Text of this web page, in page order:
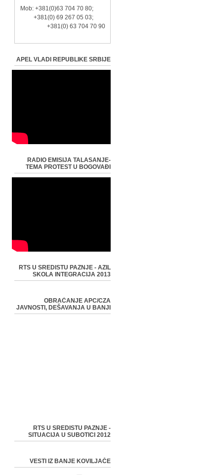
Mob: +381(0)63 704 70 80;
+381(0) 69 267 05 03;
+381(0) 63 704 70 90
APEL VLADI REPUBLIKE SRBIJE
RADIO EMISIJA TALASANJE-
TEMA PROTEST U BOGOVAĐI
RTS U SREDISTU PAZNJE - AZIL
SKOLA INTEGRACIJA 2013
OBRAĆANJE APC/CZA
JAVNOSTI, DEŠAVANJA U BANJI
RTS U SREDISTU PAZNJE -
SITUACIJA U SUBOTICI 2012
VESTI IZ BANJE KOVILJAČE